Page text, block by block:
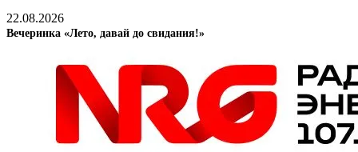
22.08.2026
Вечеринка «Лето, давай до свидания!»